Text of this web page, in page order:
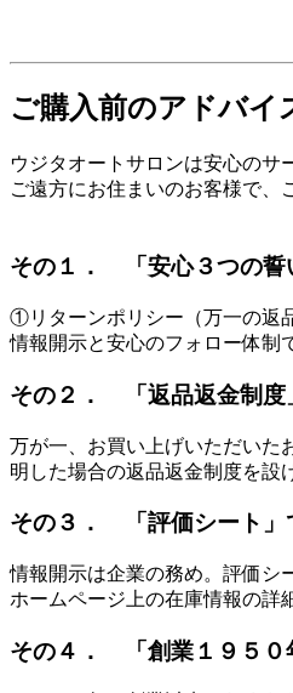
ご購入前のアドバイ
ウジタオートサロンは安心のサ
ご遠方にお住まいのお客様で、
その１． 「安心３つの誓
①リターンポリシー（万一の返
情報開示と安心のフォロー体制
その２． 「返品返金制度
万が一、お買い上げいただいた
明した場合の返品返金制度を設
その３． 「評価シート」
情報開示は企業の務め。評価シ
ホームページ上の在庫情報の詳
その４． 「創業１９５０